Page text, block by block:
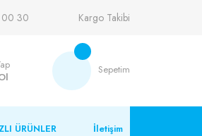
00 30 Kargo Takibi
Sepetim
ÜRÜNLER İletişim